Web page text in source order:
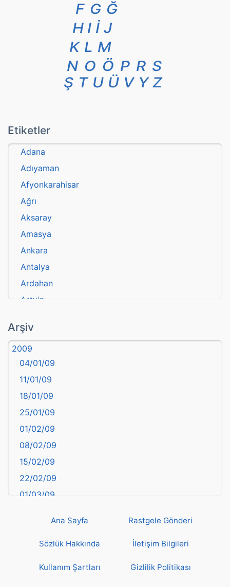
F G Ğ
H I İ J
K L M
N O Ö P R S
Ş T U Ü V Y Z
Etiketler
Adana
Adıyaman
Afyonkarahisar
Ağrı
Aksaray
Amasya
Ankara
Antalya
Ardahan
Artvin
Aydın
Balıkesir
Bartın
başkentler
Batman
Bayburt
Bilecik
Bingöl
Bitlis
Bolu
Burdur
Çankırı
Çorum
Arşiv
2009
04/01/09
11/01/09
18/01/09
25/01/09
01/02/09
08/02/09
15/02/09
22/02/09
01/03/09
22/03/09
Ana Sayfa Rastgele Gönderi
Sözlük Hakkında İletişim Bilgileri
Kullanım Şartları Gizlilik Politikası